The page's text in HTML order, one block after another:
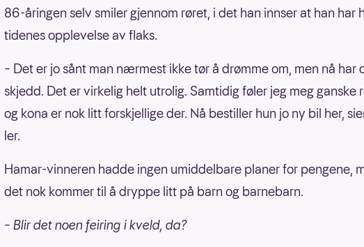
86-åringen selv smiler gjennom røret, i det han innser at han har
tidenes opplevelse av flaks.
– Det er jo sånt man nærmest ikke tør å drømme om, men nå har
skjedd. Det er virkelig helt utrolig. Samtidig føler jeg meg ganske
og kona er nok litt forskjellige der. Nå bestiller hun jo ny bil her,
ler.
Hamar-vinneren hadde ingen umiddelbare planer for pengene,
det nok kommer til å dryppe litt på barn og barnebarn.
– Blir det noen feiring i kveld, da?